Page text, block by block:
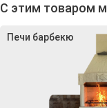
С этим товаром
Печи барбекю